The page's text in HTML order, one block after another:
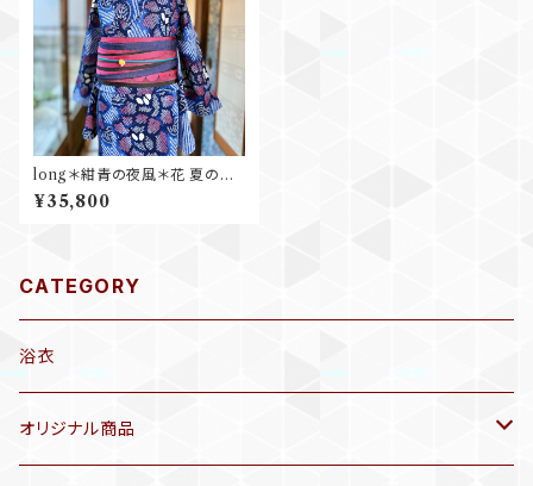
long＊紺青の夜風＊花 夏の花
ブルー 大人浴衣 有松鳴海絞り
浴衣 B723
¥35,800
CATEGORY
浴衣
オリジナル商品